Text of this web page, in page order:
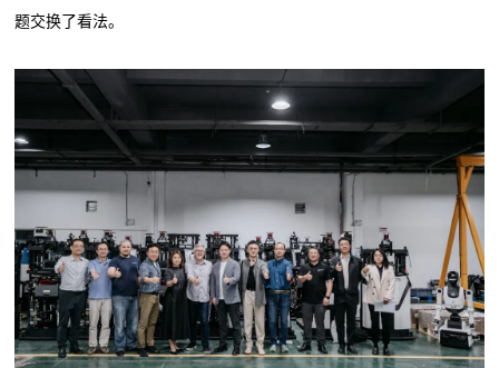
题交换了看法。